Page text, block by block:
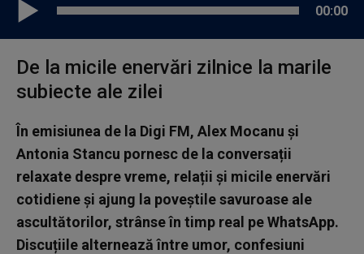
00:00
De la micile enervări zilnice la marile
subiecte ale zilei
În emisiunea de la Digi FM, Alex Mocanu și
Antonia Stancu pornesc de la conversații
relaxate despre vreme, relații și micile enervări
cotidiene și ajung la poveștile savuroase ale
ascultătorilor, strânse în timp real pe WhatsApp.
Discuțiile alternează între umor, confesiuni